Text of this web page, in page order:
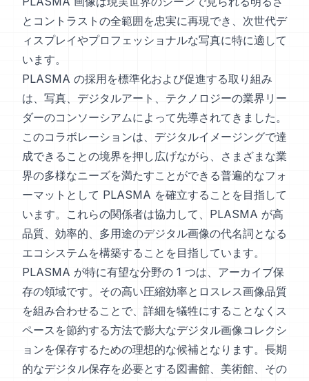
とコントラストの全範囲を忠実に再現でき、次世代デ
ィスプレイやプロフェッショナルな写真に特に適して
います。
PLASMA の採用を標準化および促進する取り組み
は、写真、デジタルアート、テクノロジーの業界リー
ダーのコンソーシアムによって先導されてきました。
このコラボレーションは、デジタルイメージングで達
成できることの境界を押し広げながら、さまざまな業
界の多様なニーズを満たすことができる普遍的なフォ
ーマットとして PLASMA を確立することを目指して
います。これらの関係者は協力して、PLASMA が高
品質、効率的、多用途のデジタル画像の代名詞となる
エコシステムを構築することを目指しています。
PLASMA が特に有望な分野の 1 つは、アーカイブ保
存の領域です。その高い圧縮効率とロスレス画像品質
を組み合わせることで、詳細を犠牲にすることなくス
ペースを節約する方法で膨大なデジタル画像コレクシ
ョンを保存するための理想的な候補となります。長期
的なデジタル保存を必要とする図書館、美術館、その